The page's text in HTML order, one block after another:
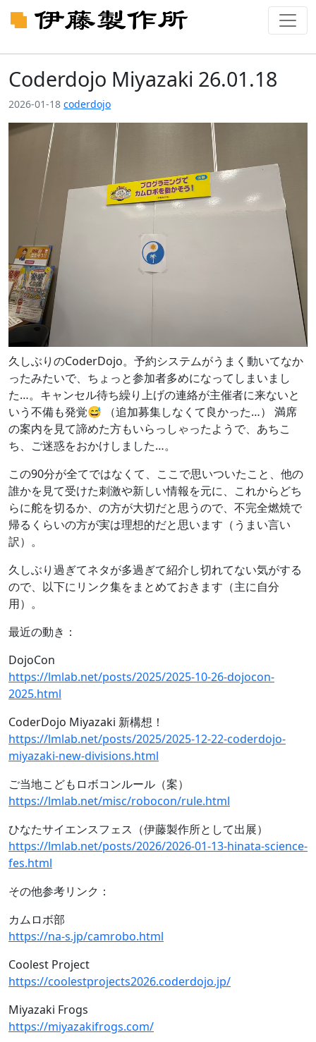
Coderdojo Miyazaki 26.01.18
2026-01-18 coderdojo
久しぶりのCoderDojo。予約システムがうまく動いてなか
ったみたいで、ちょっと参加者多めになってしまいまし
た…。キャンセル待ち繰り上げの連絡が主催者に来ないと
いう不備も発覚😅 （追加募集しなくて良かった…） 満席
の案内を見て諦めた方もいらっしゃったようで、あちこ
ち、ご迷惑をおかけしました…。
この90分が全てではなくて、ここで思いついたこと、他の
誰かを見て受けた刺激や新しい情報を元に、これからどち
らに舵を切るか、の方が大切だと思うので、不完全燃焼で
帰るくらいの方が実は理想的だと思います（うまい言い
訳）。
久しぶり過ぎてネタが多過ぎて紹介し切れてない気がする
ので、以下にリンク集をまとめておきます（主に自分
用）。
最近の動き：
DojoCon
https://lmlab.net/posts/2025/2025-10-26-dojocon-
2025.html
CoderDojo Miyazaki 新構想！
https://lmlab.net/posts/2025/2025-12-22-coderdojo-
miyazaki-new-divisions.html
ご当地こどもロボコンルール（案）
https://lmlab.net/misc/robocon/rule.html
ひなたサイエンスフェス（伊藤製作所として出展）
https://lmlab.net/posts/2026/2026-01-13-hinata-science-
fes.html
その他参考リンク：
カムロボ部
https://na-s.jp/camrobo.html
Coolest Project
https://coolestprojects2026.coderdojo.jp/
Miyazaki Frogs
https://miyazakifrogs.com/